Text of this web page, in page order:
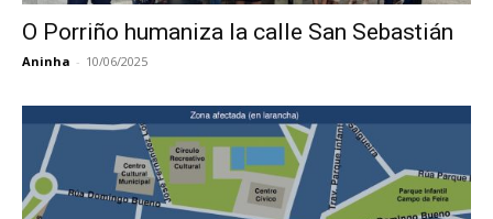
O Porriño humaniza la calle San Sebastián
Aninha - 10/06/2025